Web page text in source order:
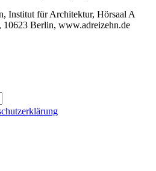
Institut für Architektur, Hörsaal A
10623 Berlin, www.adreizehn.de